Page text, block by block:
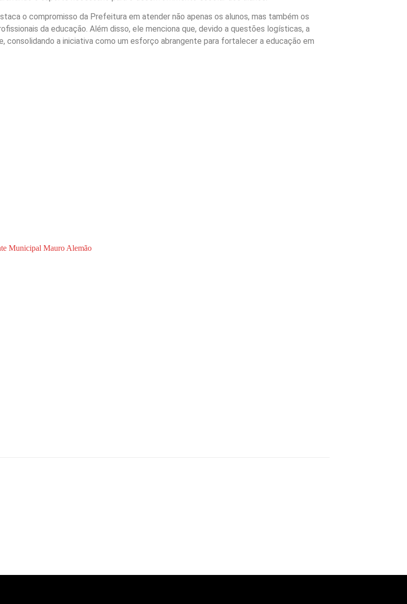
o compromisso da Prefeitura em atender não apenas os alunos, mas também os
da educação. Além disso, ele menciona que, devido a questões logísticas, a
consolidando a iniciativa como um esforço abrangente para fortalecer a educação em